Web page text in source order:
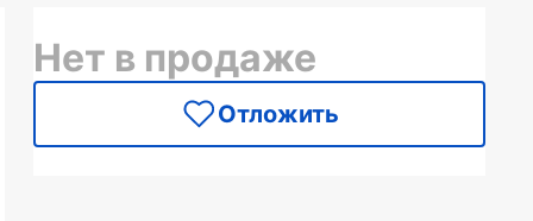
Нет в продаже
Отложить